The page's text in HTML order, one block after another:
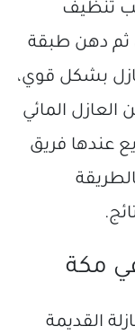
تنظيف
ثم دهن طبقة
بشكل قوي،
المائي
عندها فريق
مكة
القديمة